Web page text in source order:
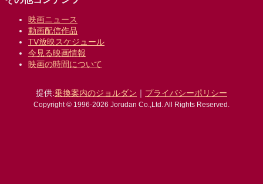
映画ニュース
動画配信作品
TV放映スケジュール
今見る映画情報
映画の時間について
提供:乗換案内のジョルダン ｜ プライバシーポリシー
Copyright © 1996-2026 Jorudan Co.,Ltd. All Rights Reserved.